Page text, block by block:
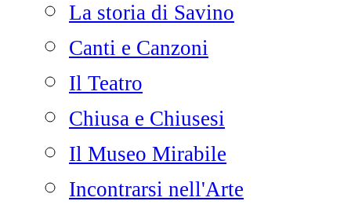
La storia di Savino
Canti e Canzoni
Il Teatro
Chiusa e Chiusesi
Il Museo Mirabile
Incontrarsi nell'Arte